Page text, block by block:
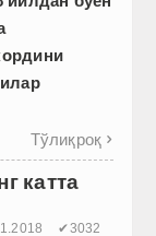
Тўлиқроқ 
катта
✔3032